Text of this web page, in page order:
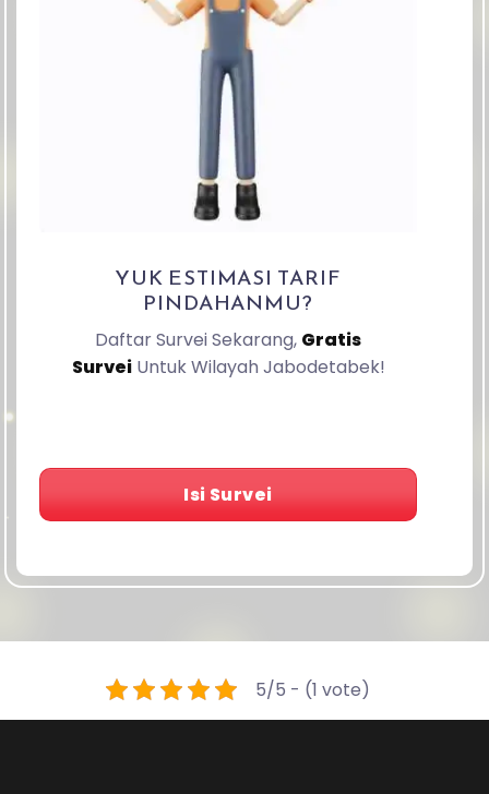
YUK ESTIMASI TARIF
PINDAHANMU?
Daftar Survei Sekarang, Gratis
SurveiUntuk Wilayah Jabodetabek!
Isi Survei
5/5 - (1 vote)